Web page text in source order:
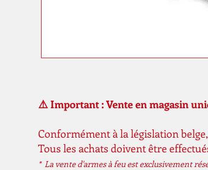
⚠️ Important : Vente en magasin
Conformément à la législation
Tous les achats doivent être
* La vente d'armes à feu est exclusivement